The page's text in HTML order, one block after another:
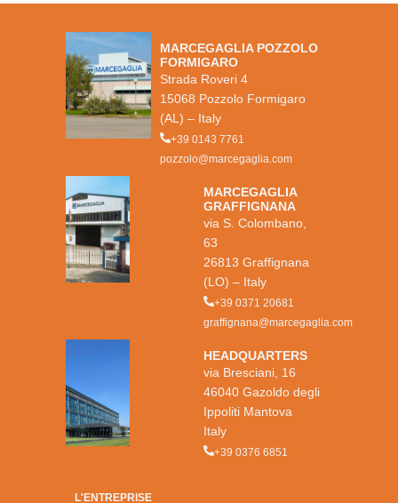
MARCEGAGLIA POZZOLO
FORMIGARO
Strada Roveri 4
15068 Pozzolo Formigaro
(AL) – Italy
+39 0143 7761
pozzolo@marcegaglia.com
MARCEGAGLIA
GRAFFIGNANA
via S. Colombano,
63
26813 Graffignana
(LO) – Italy
+39 0371 20681
graffignana@marcegaglia.com
HEADQUARTERS
via Bresciani, 16
46040 Gazoldo degli
Ippoliti Mantova
Italy
+39 0376 6851
L'ENTREPRISE